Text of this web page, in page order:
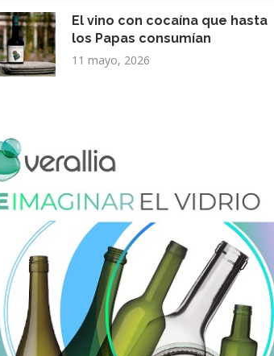
El vino con cocaína que hasta
los Papas consumían
11 mayo, 2026